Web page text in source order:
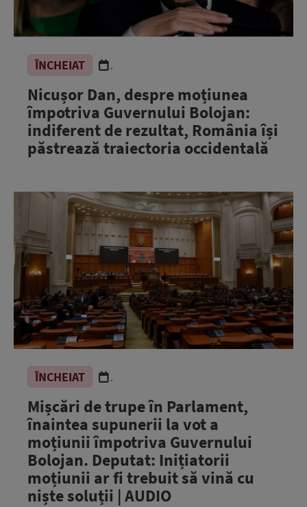
ÎNCHEIAT .
Nicușor Dan, despre moțiunea
împotriva Guvernului Bolojan:
indiferent de rezultat, România își
păstrează traiectoria occidentală
ÎNCHEIAT .
Mișcări de trupe în Parlament,
înaintea supunerii la vot a
moțiunii împotriva Guvernului
Bolojan. Deputat: Inițiatorii
moțiunii ar fi trebuit să vină cu
niște soluții | AUDIO